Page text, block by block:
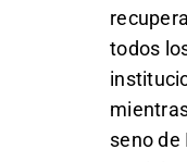
todos
seno de